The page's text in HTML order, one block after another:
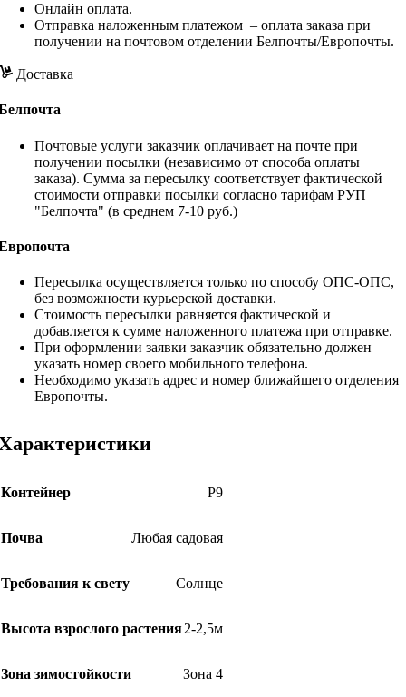
Онлайн оплата.
Отправка наложенным платежом – оплата заказа при
получении на почтовом отделении Белпочты/Европочты.
Доставка
Почтовые услуги заказчик оплачивает на почте при
получении посылки (независимо от способа оплаты
заказа). Сумма за пересылку соответствует фактической
стоимости отправки посылки согласно тарифам РУП
"Белпочта" (в среднем 7-10 руб.)
Пересылка осуществляется только по способу ОПС-ОПС,
без возможности курьерской доставки.
Стоимость пересылки равняется фактической и
добавляется к сумме наложенного платежа при отправке.
При оформлении заявки заказчик обязательно должен
указать номер своего мобильного телефона.
Необходимо указать адрес и номер ближайшего отделения
Европочты.
Контейнер Р9
Почва Любая садовая
Требования к свету Солнце
Высота взрослого растения2-2,5м
Зона зимостойкости Зона 4